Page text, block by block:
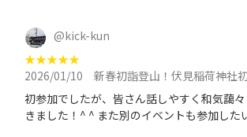
@kick-kun
★★★★★
2026/01/10
新春初詣登山！伏見稲荷神社初詣＆稲荷
初参加でしたが、皆さん話しやすく和気藹
きました！^ ^ また別のイベントも参加した